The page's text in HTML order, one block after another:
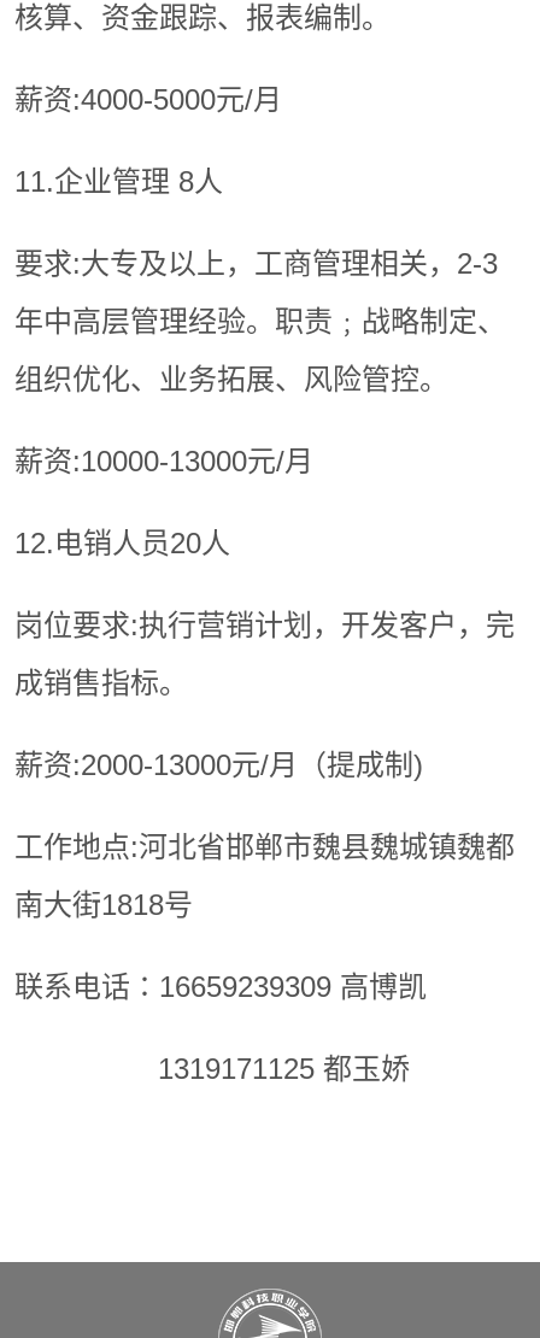
核算、资金跟踪、报表编制。
薪资:4000-5000元/月
11.企业管理 8人
要求:大专及以上，工商管理相关，2-3
年中高层管理经验。职责﹔战略制定、
组织优化、业务拓展、风险管控。
薪资:10000-13000元/月
12.电销人员20人
岗位要求:执行营销计划，开发客户，完
成销售指标。
薪资:2000-13000元/月（提成制)
工作地点:河北省邯郸市魏县魏城镇魏都
南大街1818号
联系电话∶16659239309 高博凯
1319171125 都玉娇